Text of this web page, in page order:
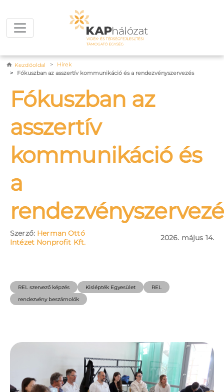
Morzsa
Kezdőoldal
Hírek
Fókuszban az asszertív kommunikáció és a rendezvényszervezés
Fókuszban az
asszertív
kommunikáció és
a
Szerző: Herman Ottó
Intézet Nonprofit Kft.
2026. május 14.
REL szervező képzés Kislépték Egyesület
REL
rendezvény beszámolók